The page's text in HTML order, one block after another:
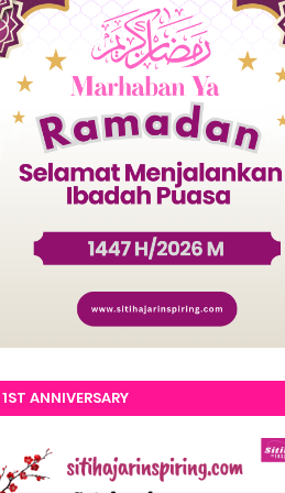
1ST ANNIVERSARY